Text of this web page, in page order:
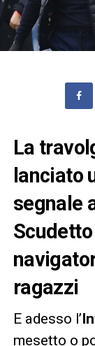
La
lanciato
segnale
ragazzi
E adesso l’
mesetto o